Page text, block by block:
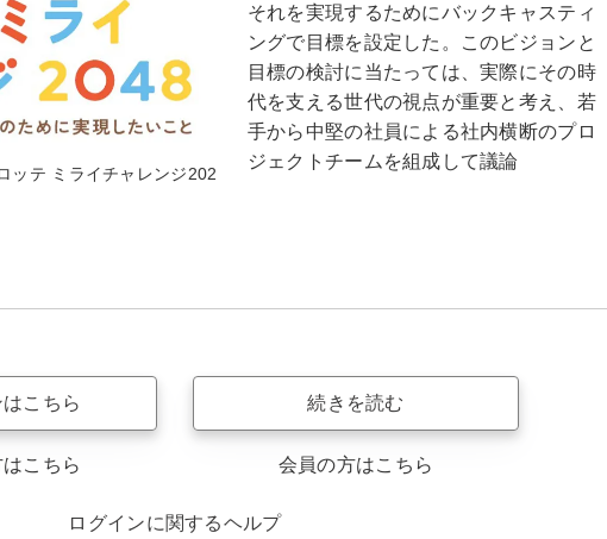
ッテ ミライチャレンジ202
それを実現するためにバックキャスティ
ングで目標を設定した。このビジョンと
目標の検討に当たっては、実際にその時
代を支える世代の視点が重要と考え、若
手から中堅の社員による社内横断のプロ
ジェクトチームを組成して議論
こちら
こちら
続きを読む
会員の方はこちら
ログインに関するヘルプ